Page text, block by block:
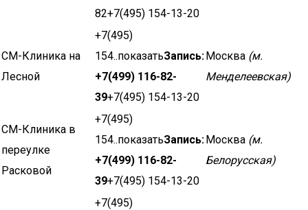
82+7(495) 154-13-20
СМ-Клиника на
Лесной
+7(495)
154..показатьЗапись:
+7(499) 116-82-
39+7(495) 154-13-20
Москва (м.
Менделеевская)
СМ-Клиника в
переулке
Расковой
+7(495)
154..показатьЗапись:
+7(499) 116-82-
39+7(495) 154-13-20
Москва (м.
Белорусская)
+7(495)